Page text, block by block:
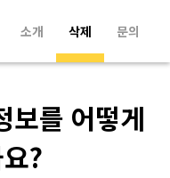
소개 삭제 문의
보를 어떻게
?